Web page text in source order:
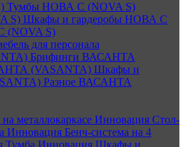
Тумбы НОВА С (NOVA S)
S) Шкафы и гардеробы НОВА С
(NOVA S)
для персонала
Брифинги ВАСАНТА
(VASANTA) Шкафы и
Разное ВАСАНТА
металлокаркасе Инновация Стол-
Инновация Бенч-система на 4